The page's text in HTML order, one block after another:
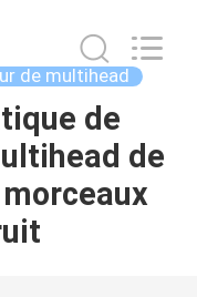
de multihead
de
de